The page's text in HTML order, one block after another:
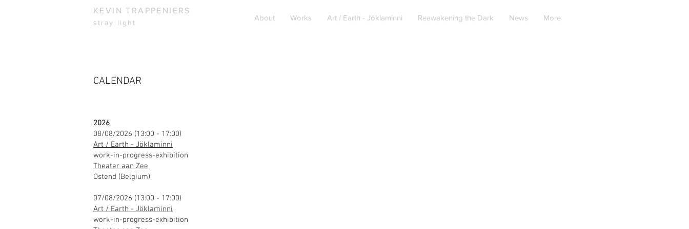
KEVIN TRAPPENIERS
stray light
About Works Art / Earth - Jöklaminni Reawakening the Dark News More
CALENDAR
2026
08/08/2026 (13:00 - 17:00)
Art / Earth - Jöklaminni
work-in-progress-exhibition
Theater aan Zee
Ostend (Belgium)
07/08/2026 (13:00 - 17:00)
Art / Earth - Jöklaminni
work-in-progress-exhibition